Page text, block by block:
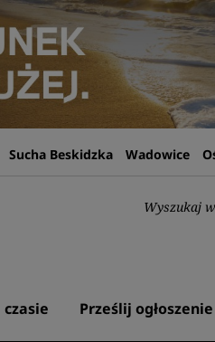
Sucha Beskidzka Wadowice
czasie Prześlij ogłoszenie